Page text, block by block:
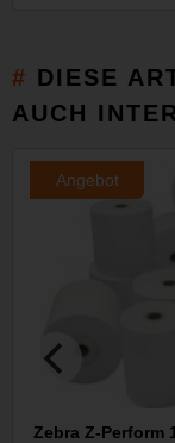
DIESE
AUCH
Angebot
Zebra Z-Perform